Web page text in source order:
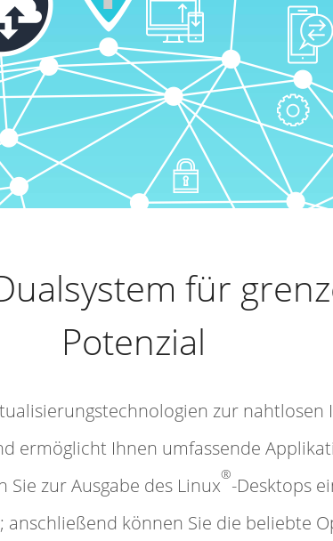
für
Potenzial
zur nahtlosen
ermöglicht Ihnen umfassende
Sie zur Ausgabe des Linux®-Desktops
anschließend können Sie die beliebte